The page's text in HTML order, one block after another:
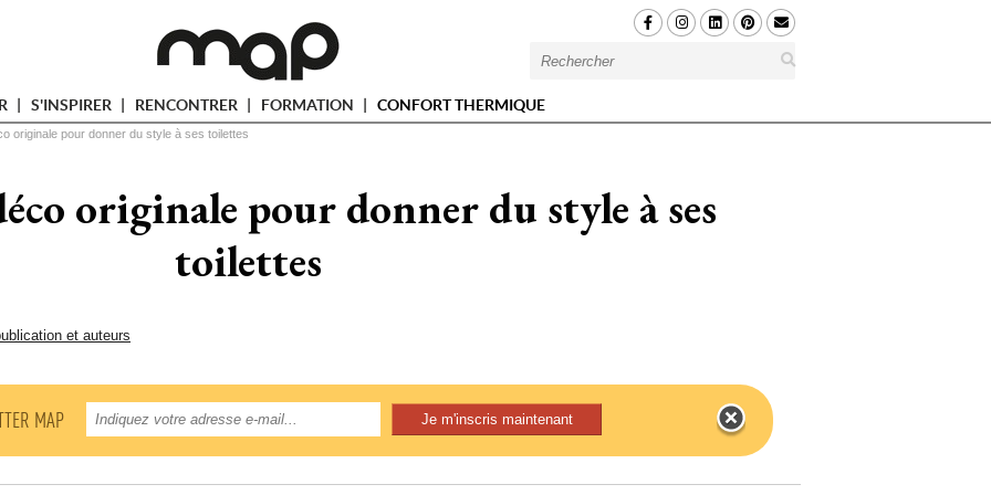
S'INSPIRER RENCONTRER FORMATION CONFORT THERMIQUE
originale pour donner du style à ses toilettes
originale pour donner du style à ses
toilettes
et auteurs
MAP